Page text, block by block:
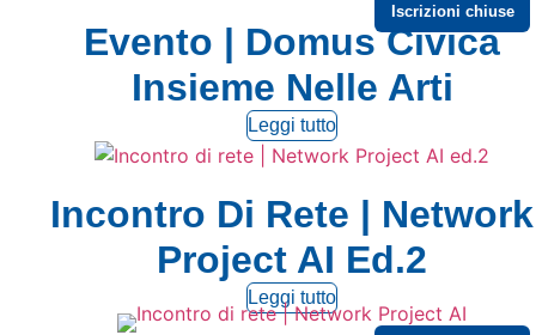
Iscrizioni chiuse
Evento | Domus Civica
Insieme Nelle Arti
Leggi tutto
Incontro Di Rete | Network
Project AI Ed.2
Leggi tutto